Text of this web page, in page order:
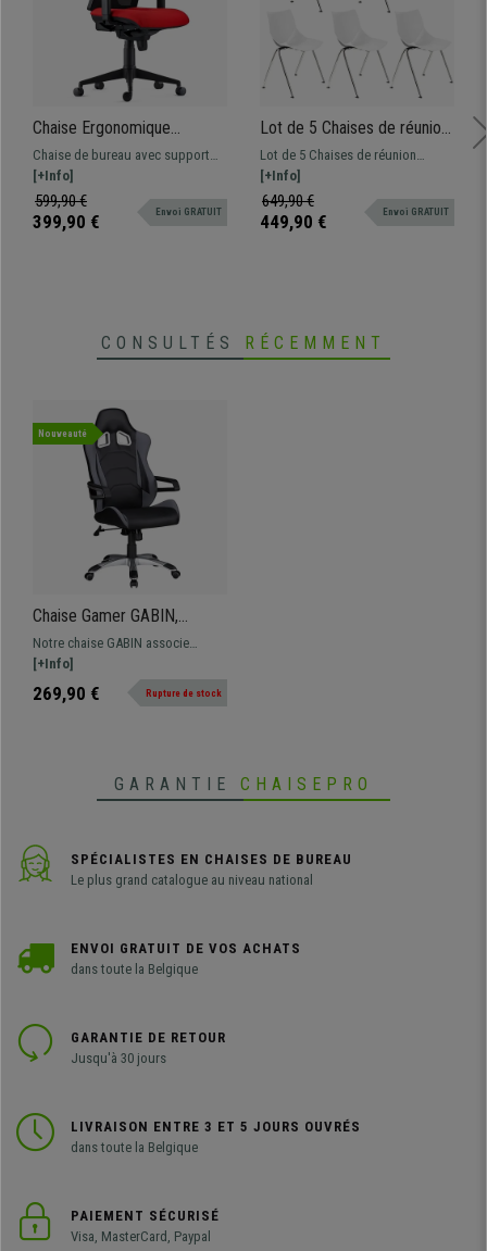
Chaise Ergonomique
EMERSON, Support
Lombaire, Accoudoirs et
Dossier Ajustables, en Tissu,
Rouge
Chaise de bureau avec support
lombaire et inclinaison synchrone.
Adaptée pour une utilisation de
8h, revêtement en maille respirable
[+Info]
599,90 €
399,90 € Envoi GRATUIT
Lot de 5 Chaises de réunion
AMIR, Commodes et
Pratiques, Empilables, Blanc
Lot de 5 Chaises de réunion
pratique AMIR, design
spectaculaire pour donner une
touche moderne aux salles
[+Info]
649,90 €
449,90 € Envoi GRATUIT
CONSULTÉS RÉCEMMENT
Nouveauté
Chaise Gamer GABIN,
Design sportif, Utilisation
professionelle, Tissu, Noir et
Notre chaise GABIN associe
design gamer et confort. Adaptée
pour une utilisation professionelle
et avec appui-tête intégré.
mieux à vos besoins.
[+Info]
269,90 € Rupture de stock
GARANTIE CHAISEPRO
SPÉCIALISTES EN CHAISES DE BUREAU
Le plus grand catalogue au niveau national
ENVOI GRATUIT DE VOS ACHATS
dans toute la Belgique
GARANTIE DE RETOUR
Jusqu'à 30 jours
LIVRAISON ENTRE 3 ET 5 JOURS OUVRÉS
dans toute la Belgique
PAIEMENT SÉCURISÉ
Visa, MasterCard, Paypal